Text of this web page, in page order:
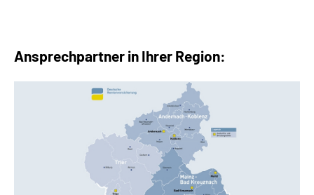
Ansprechpartner in Ihrer Region: